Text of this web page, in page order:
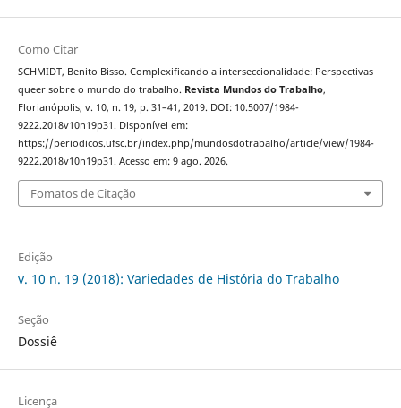
Como Citar
SCHMIDT, Benito Bisso. Complexificando a interseccionalidade: Perspectivas
queer sobre o mundo do trabalho. Revista Mundos do Trabalho,
Florianópolis, v. 10, n. 19, p. 31–41, 2019. DOI: 10.5007/1984-
9222.2018v10n19p31. Disponível em:
https://periodicos.ufsc.br/index.php/mundosdotrabalho/article/view/1984-
9222.2018v10n19p31. Acesso em: 9 ago. 2026.
Fomatos de Citação
Edição
v. 10 n. 19 (2018): Variedades de História do Trabalho
Seção
Dossiê
Licença